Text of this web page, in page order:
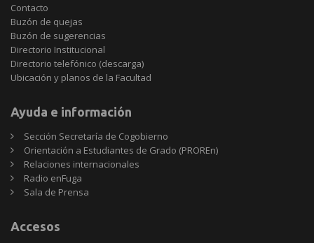
Contacto
Buzón de quejas
Buzón de sugerencias
Directorio Institucional
Directorio telefónico (descarga)
Ubicación y planos de la Facultad
Ayuda e información
Sección Secretaría de Cogobierno
Orientación a Estudiantes de Grado (PROREn)
Relaciones internacionales
Radio enFuga
Sala de Prensa
Accesos